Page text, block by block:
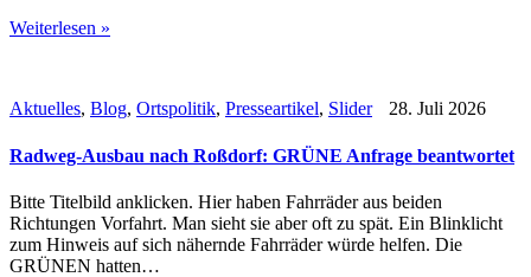
Weiterlesen »
Aktuelles, Blog, Ortspolitik, Presseartikel, Slider 28. Juli 2026
Radweg-Ausbau nach Roßdorf: GRÜNE Anfrage beantwortet
Bitte Titelbild anklicken. Hier haben Fahrräder aus beiden
Richtungen Vorfahrt. Man sieht sie aber oft zu spät. Ein Blinklicht
zum Hinweis auf sich nähernde Fahrräder würde helfen. Die
GRÜNEN hatten…